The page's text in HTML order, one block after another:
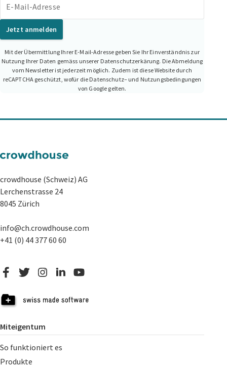
E-Mail-Adresse
Jetzt anmelden
Mit der Übermittlung Ihrer E-Mail-Adresse geben Sie Ihr Einverständnis zur
Nutzung Ihrer Daten gemäss unserer Datenschutzerkärung. Die Abmeldung
vom Newsletter ist jederzeit möglich. Zudem ist diese Website durch
reCAPTCHA geschützt, wofür die Datenschutz– und Nutzungsbedingungen
von Google gelten.
crowdhouse (Schweiz) AG
Lerchenstrasse 24
8045 Zürich
info@ch.crowdhouse.com
+41 (0) 44 377 60 60
Miteigentum
So funktioniert es
Produkte